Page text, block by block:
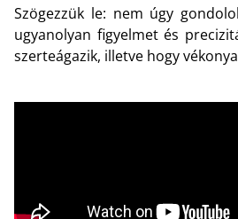
Szögezzük le: nem úgy
ugyanolyan figyelmet és
szerteágazik, illetve hogy